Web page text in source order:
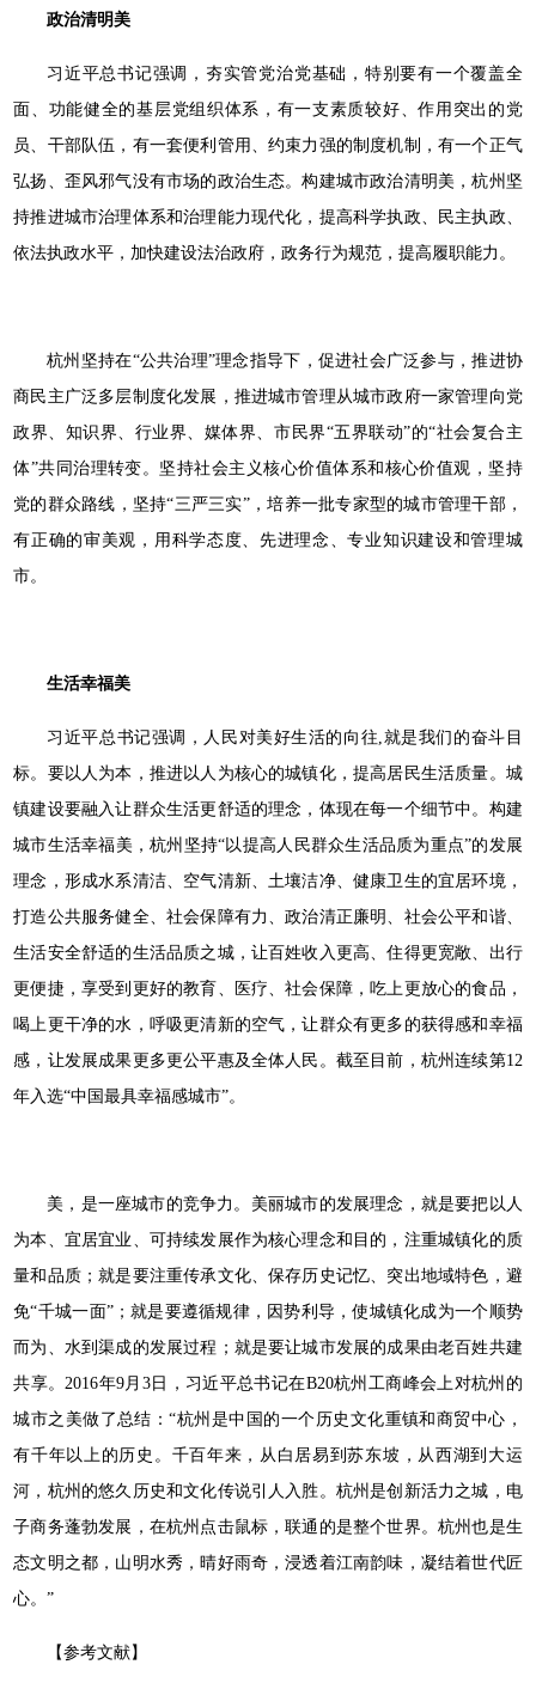
政治清明美
习近平总书记强调，夯实管党治党基础，特别要有一个覆盖全
面、功能健全的基层党组织体系，有一支素质较好、作用突出的党
员、干部队伍，有一套便利管用、约束力强的制度机制，有一个正气
弘扬、歪风邪气没有市场的政治生态。构建城市政治清明美，杭州坚
持推进城市治理体系和治理能力现代化，提高科学执政、民主执政、
依法执政水平，加快建设法治政府，政务行为规范，提高履职能力。
杭州坚持在“公共治理”理念指导下，促进社会广泛参与，推进协
商民主广泛多层制度化发展，推进城市管理从城市政府一家管理向党
政界、知识界、行业界、媒体界、市民界“五界联动”的“社会复合主
体”共同治理转变。坚持社会主义核心价值体系和核心价值观，坚持
党的群众路线，坚持“三严三实”，培养一批专家型的城市管理干部，
有正确的审美观，用科学态度、先进理念、专业知识建设和管理城
市。
生活幸福美
习近平总书记强调，人民对美好生活的向往,就是我们的奋斗目
标。要以人为本，推进以人为核心的城镇化，提高居民生活质量。城
镇建设要融入让群众生活更舒适的理念，体现在每一个细节中。构建
城市生活幸福美，杭州坚持“以提高人民群众生活品质为重点”的发展
理念，形成水系清洁、空气清新、土壤洁净、健康卫生的宜居环境，
打造公共服务健全、社会保障有力、政治清正廉明、社会公平和谐、
生活安全舒适的生活品质之城，让百姓收入更高、住得更宽敞、出行
更便捷，享受到更好的教育、医疗、社会保障，吃上更放心的食品，
喝上更干净的水，呼吸更清新的空气，让群众有更多的获得感和幸福
感，让发展成果更多更公平惠及全体人民。截至目前，杭州连续第12
年入选“中国最具幸福感城市”。
美，是一座城市的竞争力。美丽城市的发展理念，就是要把以人
为本、宜居宜业、可持续发展作为核心理念和目的，注重城镇化的质
量和品质；就是要注重传承文化、保存历史记忆、突出地域特色，避
免“千城一面”；就是要遵循规律，因势利导，使城镇化成为一个顺势
而为、水到渠成的发展过程；就是要让城市发展的成果由老百姓共建
共享。2016年9月3日，习近平总书记在B20杭州工商峰会上对杭州的
城市之美做了总结：“杭州是中国的一个历史文化重镇和商贸中心，
有千年以上的历史。千百年来，从白居易到苏东坡，从西湖到大运
河，杭州的悠久历史和文化传说引人入胜。杭州是创新活力之城，电
子商务蓬勃发展，在杭州点击鼠标，联通的是整个世界。杭州也是生
态文明之都，山明水秀，晴好雨奇，浸透着江南韵味，凝结着世代匠
心。”
【参考文献】